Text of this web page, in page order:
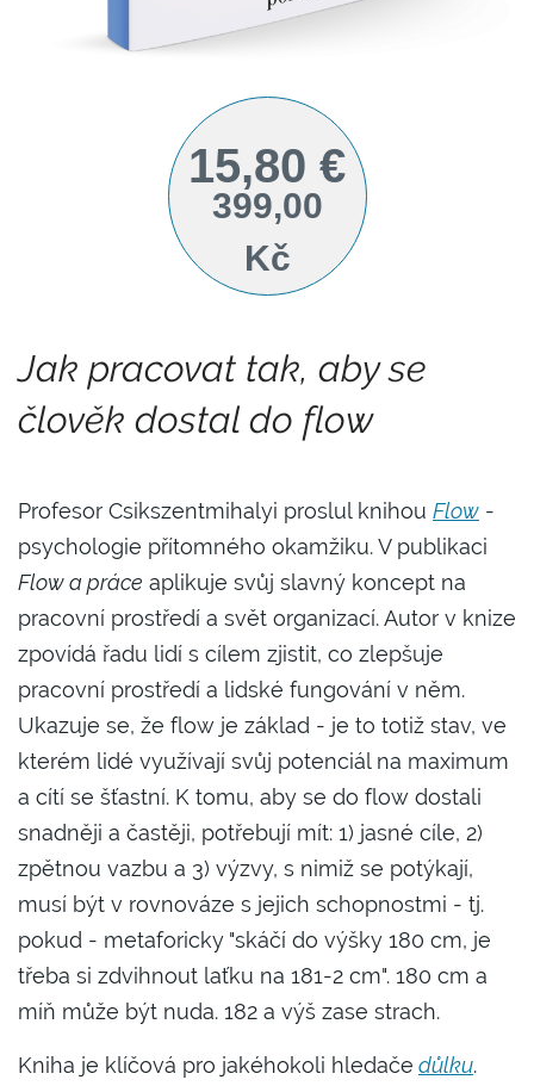
15,80 €
399,00
Kč
Jak pracovat tak, aby se
člověk dostal do flow
Profesor Csikszentmihalyi proslul knihou Flow -
psychologie přítomného okamžiku. V publikaci
Flow a práce aplikuje svůj slavný koncept na
pracovní prostředí a svět organizací. Autor v knize
zpovídá řadu lidí s cílem zjistit, co zlepšuje
pracovní prostředí a lidské fungování v něm.
Ukazuje se, že flow je základ - je to totiž stav, ve
kterém lidé využívají svůj potenciál na maximum
a cítí se šťastní. K tomu, aby se do flow dostali
snadněji a častěji, potřebují mít: 1) jasné cíle, 2)
zpětnou vazbu a 3) výzvy, s nimiž se potýkají,
musí být v rovnováze s jejich schopnostmi - tj.
pokud - metaforicky "skáčí do výšky 180 cm, je
třeba si zdvihnout laťku na 181-2 cm". 180 cm a
míň může být nuda. 182 a výš zase strach.
Kniha je klíčová pro jakéhokoli hledače důlku.